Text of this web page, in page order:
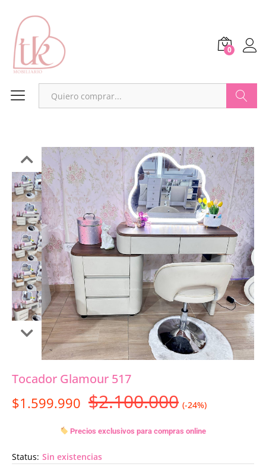
0
Tocador Glamour 517
$1.599.990 $2.100.000 (-24%)
Precios exclusivos para compras online
Status: Sin existencias